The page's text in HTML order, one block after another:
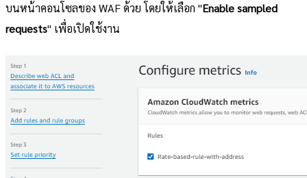
บนหน้าคอนโซลของ WAF ด้วย โดยให้เลือก "Enable sampled
requests" เพื่อเปิดใช้งาน